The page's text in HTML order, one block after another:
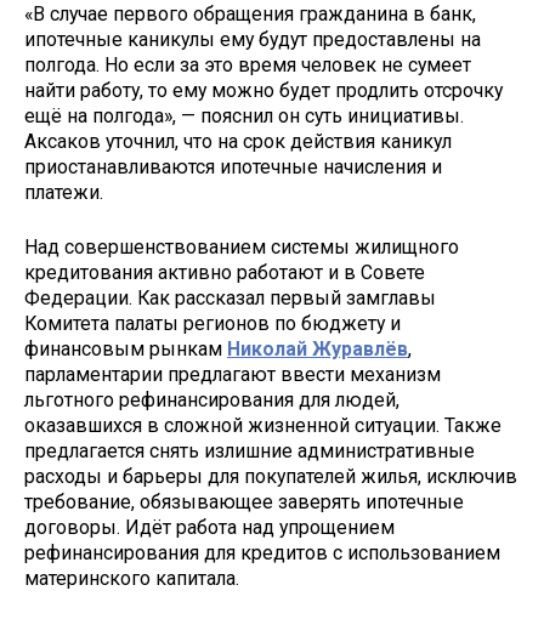
«В случае первого обращения гражданина в банк,
ипотечные каникулы ему будут предоставлены на
полгода. Но если за это время человек не сумеет
найти работу, то ему можно будет продлить отсрочку
ещё на полгода», — пояснил он суть инициативы.
Аксаков уточнил, что на срок действия каникул
приостанавливаются ипотечные начисления и
платежи.
Над совершенствованием системы жилищного
кредитования активно работают и в Совете
Федерации. Как рассказал первый замглавы
Комитета палаты регионов по бюджету и
финансовым рынкам Николай Журавлёв,
парламентарии предлагают ввести механизм
льготного рефинансирования для людей,
оказавшихся в сложной жизненной ситуации. Также
предлагается снять излишние административные
расходы и барьеры для покупателей жилья, исключив
требование, обязывающее заверять ипотечные
договоры. Идёт работа над упрощением
рефинансирования для кредитов с использованием
материнского капитала.